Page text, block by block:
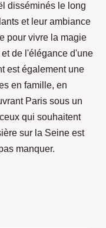
disséminés le long
et leur ambiance
pour vivre la magie
de l'élégance d'une
est également une
en famille, en
Paris sous un
qui souhaitent
sur la Seine est
manquer.